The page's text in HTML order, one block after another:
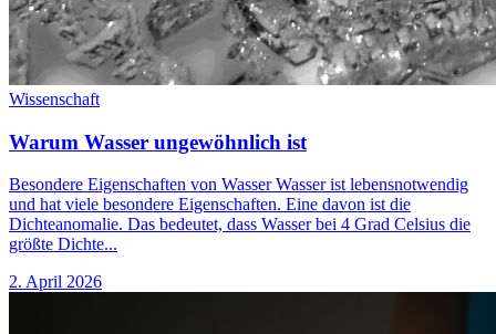
Wissenschaft
Warum Wasser ungewöhnlich ist
Besondere Eigenschaften von Wasser Wasser ist lebensnotwendig
und hat viele besondere Eigenschaften. Eine davon ist die
Dichteanomalie. Das bedeutet, dass Wasser bei 4 Grad Celsius die
größte Dichte...
2. April 2026